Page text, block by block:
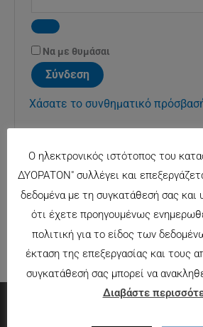
Να με θυμάσαι
Σύνδεση
Χάσατε το συνθηματικό
Ο ηλεκτρονικός ιστότοπος του
ΔΥΟΡΑΤΟΝ" συλλέγει και
δεδομένα με τη συγκατάθεσή σας
ότι έχετε προηγουμένως
πολιτική για το είδος των
έκταση της επεξεργασίας και τους
συγκατάθεσή σας μπορεί να
Διαβάστε